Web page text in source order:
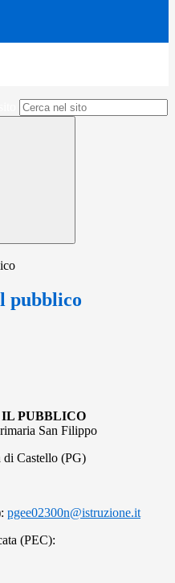
pubblico
PUBBLICO
San Filippo
Castello (PG)
pgee02300n@istruzione.it
(PEC):